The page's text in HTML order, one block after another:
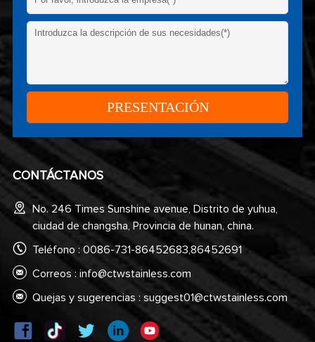
CONTÁCTANOS
No. 246 Times Sunshine avenue, Distrito de yuhua,
ciudad de changsha, Provincia de hunan, china.
Teléfono : 0086-731-86452683,86452691
Correos : info@ctwstainless.com
Quejas y sugerencias : suggest01@ctwstainless.com